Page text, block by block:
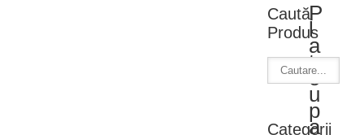
P
l
a
t
o
u
p
a
Caută
Produs
Categorii